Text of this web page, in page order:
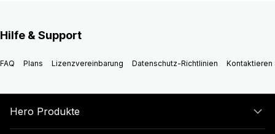
Hilfe & Support
FAQ Plans Lizenzvereinbarung Datenschutz-Richtlinien Kontaktieren
Hero Produkte